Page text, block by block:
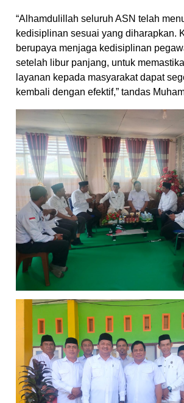
“Alhamdulillah seluruh ASN telah
kedisiplinan sesuai yang diharapkan.
berupaya menjaga kedisiplinan
setelah libur panjang, untuk
layanan kepada masyarakat dapat
kembali dengan efektif,” tandas